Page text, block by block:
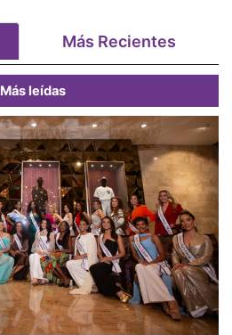
Más Recientes
Más leídas